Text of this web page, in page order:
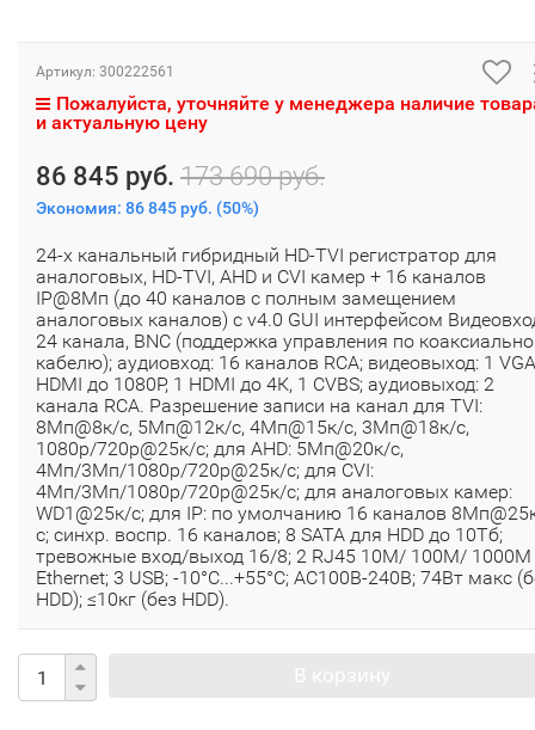
Артикул: 300222561
Пожалуйста, уточняйте у менеджера наличие
и актуальную цену
86 845 руб. 173 690 руб.
Экономия: 86 845 руб. (50%)
24-х канальный гибридный HD-TVI регистратор для
аналоговых, HD-TVI, AHD и CVI камер + 16 каналов
IP@8Мп (до 40 каналов с полным замещением
аналоговых каналов) с v4.0 GUI интерфейсом
24 канала, BNC (поддержка управления по
кабелю); аудиовход: 16 каналов RCA; видеовыход: 1
HDMI до 1080Р, 1 HDMI до 4К, 1 CVBS; аудиовыход: 2
канала RCA. Разрешение записи на канал для TVI:
8Мп@8к/с, 5Мп@12к/с, 4Мп@15к/с, 3Мп@18к/с,
1080p/720p@25к/с; для AHD: 5Мп@20к/с,
4Мп/3Мп/1080p/720p@25к/с; для CVI:
4Мп/3Мп/1080p/720p@25к/с; для аналоговых камер:
WD1@25к/с; для IP: по умолчанию 16 каналов
с; синхр. воспр. 16 каналов; 8 SATA для HDD до 10Тб;
тревожные вход/выход 16/8; 2 RJ45 10M/ 100M/ 1000М
Ethernet; 3 USB; -10°C...+55°C; АC100В-240В; 74Вт макс
HDD); ≤10кг (без HDD).